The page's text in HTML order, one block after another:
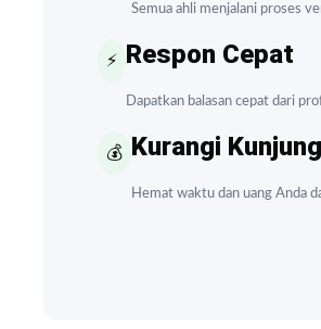
Semua ahli menjalani proses
⚡ Respon Cepat
Dapatkan balasan cepat dari
💰 Kurangi
Hemat waktu dan uang Anda